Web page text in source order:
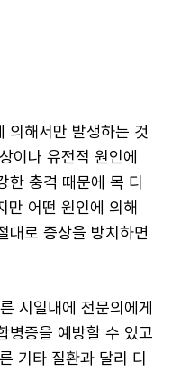
의해서만 발생하는 것
이나 유전적 원인에
한 충격 때문에 목 디
만 어떤 원인에 의해
대로 증상을 방치하면
시일내에 전문의에게
병증을 예방할 수 있고
기타 질환과 달리 디